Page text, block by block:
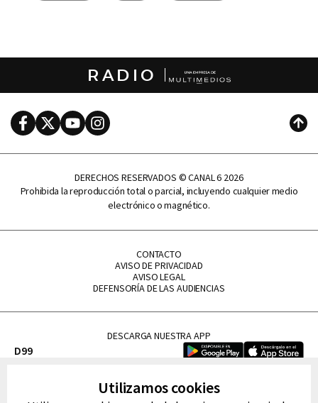
RADIO
FacebookTwitterYoutubeInstagram
DERECHOS RESERVADOS © CANAL 6 2026
Prohibida la reproducción total o parcial, incluyendo cualquier medio
electrónico o magnético.
CONTACTO
AVISO DE PRIVACIDAD
AVISO LEGAL
DEFENSORÍA DE LAS AUDIENCIAS
DESCARGA NUESTRA APP
D99
Utilizamos cookies